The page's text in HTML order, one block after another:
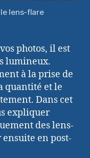
lens-flare
photos, il est
lumineux.
à la prise de
quantité et le
Dans cet
expliquer
des lens-
en post-